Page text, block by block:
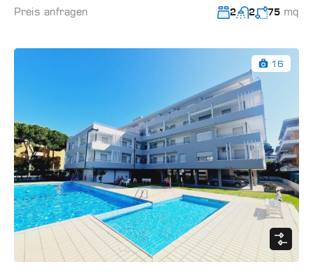
Preis anfragen
2 2 75 mq
16